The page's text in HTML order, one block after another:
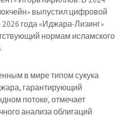
выпустил цифровой
года «Иджара-Лизинг»
нормам исламского
в мире типом сукука
гарантирующий
потоке, отмечает
анализа облигаций